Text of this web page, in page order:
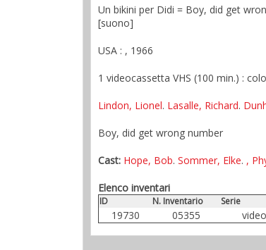
Un bikini per Didi = Boy, did get
[suono]
USA : , 1966
1 videocassetta VHS (100 min.) :
Lindon, Lionel. Lasalle, Richard.
Boy, did get wrong number
Cast: Hope, Bob. Sommer, Elke. ,
Elenco inventari
ID N. Inventario Serie
19730 05355 video